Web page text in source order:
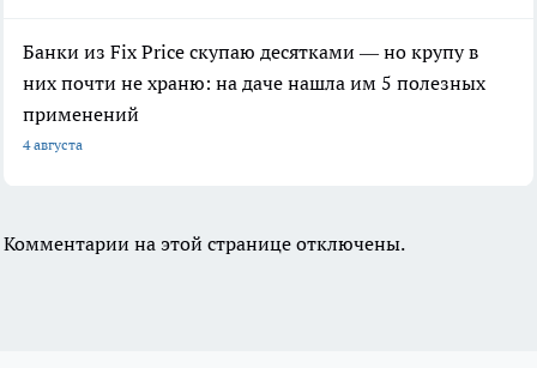
Банки из Fix Price скупаю десятками — но крупу в
них почти не храню: на даче нашла им 5 полезных
применений
4 августа
Комментарии на этой странице отключены.